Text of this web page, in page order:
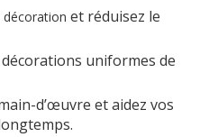
décoration et réduisez le
uniformes de
d’œuvre et aidez vos